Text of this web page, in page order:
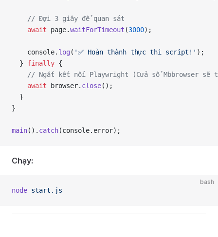
    // Đợi 3 giây để quan sát
    await
page.waitForTimeout (3000);
    console.
log ( '✅ Hoàn thành thực thi script!' );
  }
finally {
// Ngắt kết nối Playwright (Cửa sổ Mbbrowser sẽ
    await
browser. close();
  }
}
main(). catch(console.error);
Chạy:
bash
node start.js